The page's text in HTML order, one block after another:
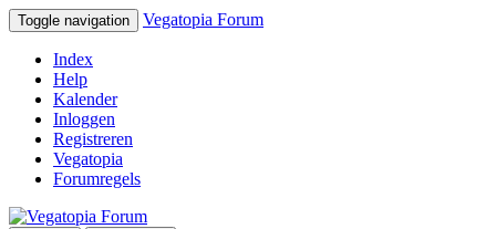
Toggle navigation Vegatopia Forum
Index
Help
Kalender
Inloggen
Registreren
Vegatopia
Forumregels